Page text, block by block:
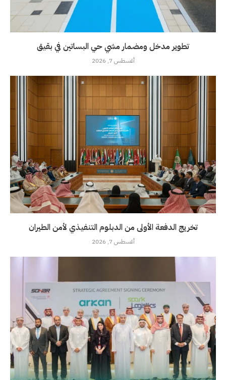
تطوير مدخل ومضمار مشي حي البساتين في بقيق
أغسطس 7, 2026
تخريج الدفعة الأولى من الدبلوم التنفيذي لأمن الطيران
أغسطس 7, 2026